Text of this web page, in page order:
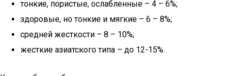
тонкие, пористые, ослабленные – 4 – 6%;
здоровые, но тонкие и мягкие – 6 – 8%;
средней жесткости – 8 – 10%;
жесткие азиатского типа – до 12-15%.